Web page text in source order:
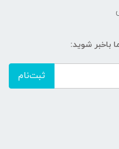
باخبر شوید:
ثبت‌نام